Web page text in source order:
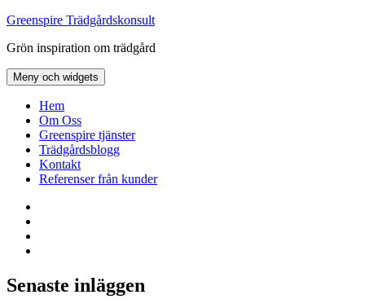
Hoppa
innehåll
Greenspire Trädgårdskonsult
Grön inspiration om trädgård
Meny och widgets
Hem
Om Oss
Greenspire tjänster
Trädgårdsblogg
Kontakt
Referenser från kunder
Senaste inläggen